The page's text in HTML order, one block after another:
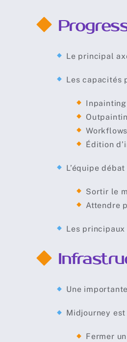
Le principal
Les capacités
Inpainting
Édition
L’équipe
Sortir le
Attendre
Les
Une
Midjourney
Fermer